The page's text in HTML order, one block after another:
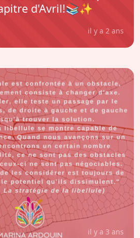
d'Avril!📚✨
il y a 2 ans
il y a 3 ans